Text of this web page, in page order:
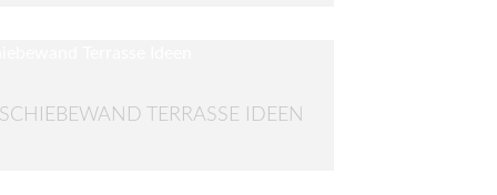
TERRASSE IDEEN